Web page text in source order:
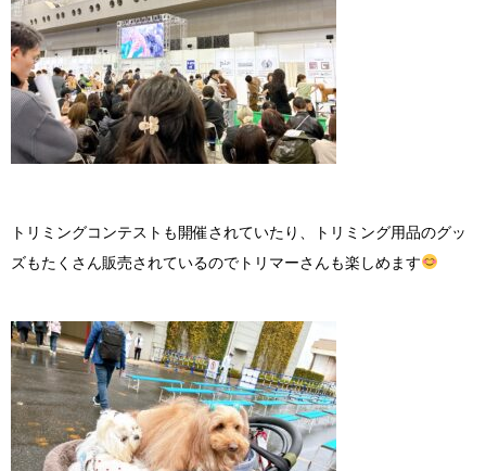
トリミングコンテストも開催されていたり、トリミング用品のグッ
ズもたくさん販売されているのでトリマーさんも楽しめます